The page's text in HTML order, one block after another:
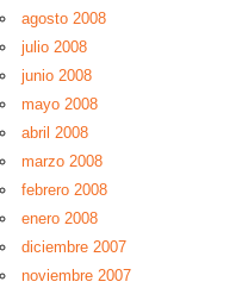
agosto 2008
julio 2008
junio 2008
mayo 2008
abril 2008
marzo 2008
febrero 2008
enero 2008
diciembre 2007
noviembre 2007